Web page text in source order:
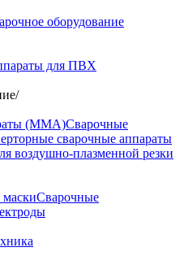
для ПВХ
/
(ММА)Сварочные
сварочные аппараты
воздушно-плазменной резки
Сварочные